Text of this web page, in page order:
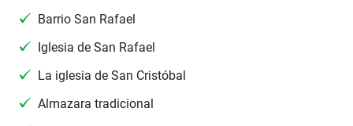
Barrio San Rafael
Iglesia de San Rafael
La iglesia de San Cristóbal
Almazara tradicional